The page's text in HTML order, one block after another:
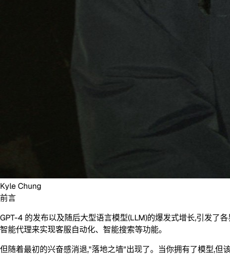
Kyle Chung
前言
GPT-4 的发布以及随后大型语言模型(LLM)的爆发式增长,引发了
智能代理来实现客服自动化、智能搜索等功能。
但随着最初的兴奋感消退,"落地之墙"出现了。当你拥有了模型,